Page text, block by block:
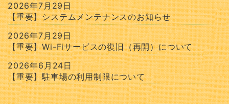
2026年7月29日
【重要】システムメンテナンスのお知らせ
2026年7月29日
【重要】Wi-Fiサービスの復旧（再開）について
2026年6月24日
【重要】駐車場の利用制限について